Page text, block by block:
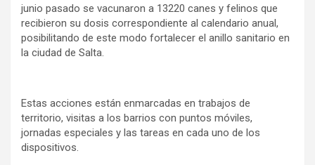
junio pasado se vacunaron a 13220 canes y felinos que
recibieron su dosis correspondiente al calendario anual,
posibilitando de este modo fortalecer el anillo sanitario en
la ciudad de Salta.
Estas acciones están enmarcadas en trabajos de
territorio, visitas a los barrios con puntos móviles,
jornadas especiales y las tareas en cada uno de los
dispositivos.